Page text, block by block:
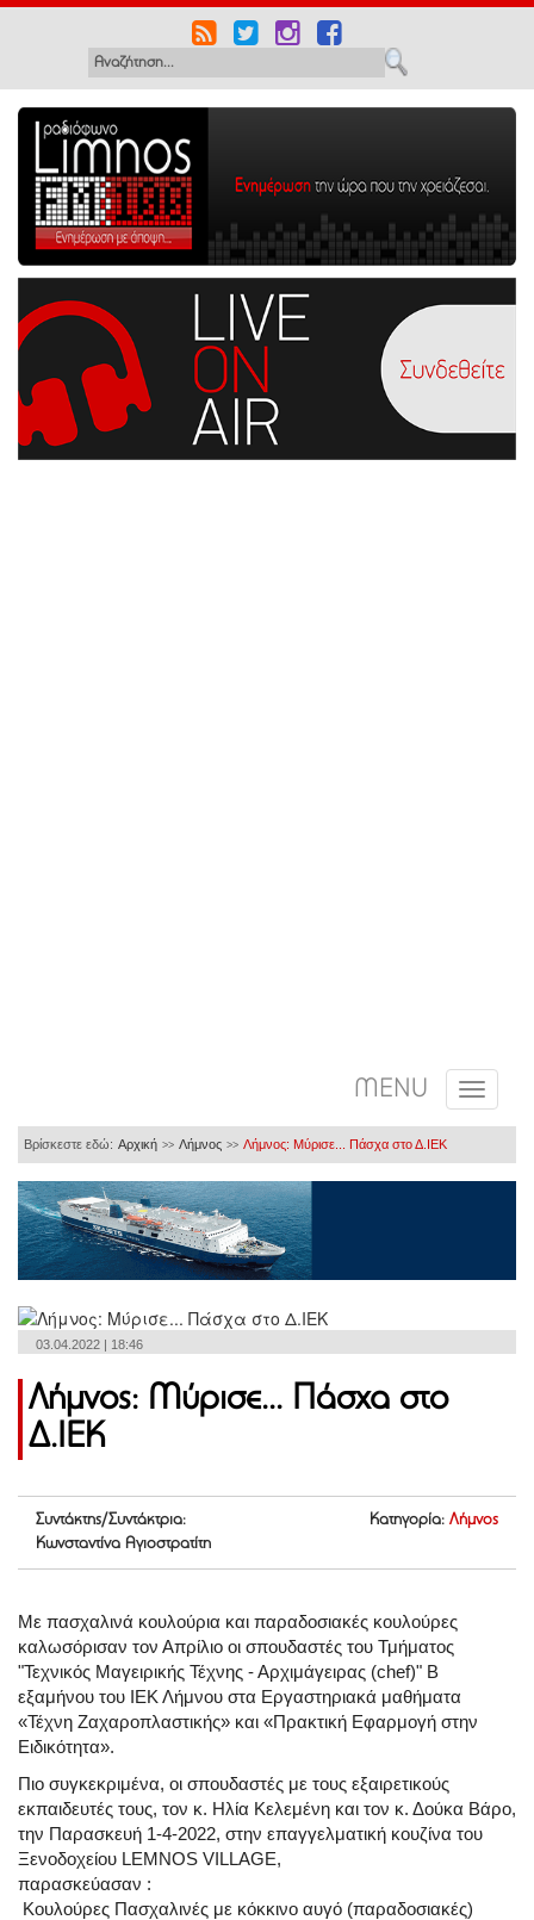
MENU
Βρίσκεστε εδώ: Αρχική >> Λήμνος >> Λήμνος: Μύρισε... Πάσχα στο Δ.ΙΕΚ
03.04.2022 | 18:46
Λήμνος: Μύρισε... Πάσχα στο
Δ.ΙΕΚ
Συντάκτης/Συντάκτρια:
Κωνσταντίνα Αγιοστρατίτη
Κατηγορία: Λήμνος
Με πασχαλινά κουλούρια και παραδοσιακές κουλούρες
καλωσόρισαν τον Απρίλιο οι σπουδαστές του Τμήματος
"Τεχνικός Μαγειρικής Τέχνης - Αρχιμάγειρας (chef)" Β
εξαμήνου του ΙΕΚ Λήμνου στα Εργαστηριακά μαθήματα
«Τέχνη Ζαχαροπλαστικής» και «Πρακτική Εφαρμογή στην
Ειδικότητα».
Πιο συγκεκριμένα, οι σπουδαστές με τους εξαιρετικούς
εκπαιδευτές τους, τον κ. Ηλία Κελεμένη και τον κ. Δούκα Βάρο,
την Παρασκευή 1-4-2022, στην επαγγελματική κουζίνα του
Ξενοδοχείου LEMNOS VILLAGE,
παρασκεύασαν :
Κουλούρες Πασχαλινές με κόκκινο αυγό (παραδοσιακές)